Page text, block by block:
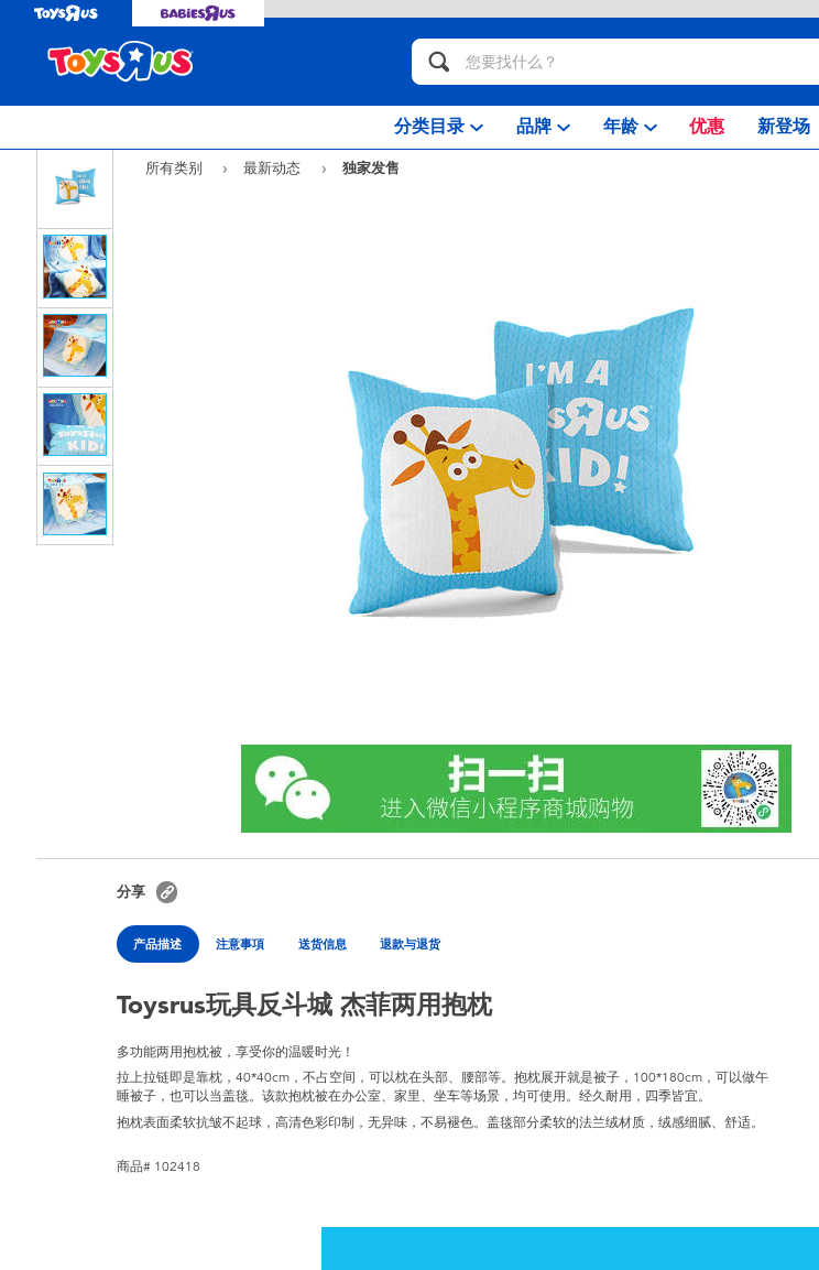
分类目录 品牌 年龄 优惠 新登场
所有类别 最新动态 独家发售
分享
产品描述 注意事項 送货信息 退款与退货
Toysrus玩具反斗城 杰菲两用抱枕
多功能两用抱枕被，享受你的温暖时光！
拉上拉链即是靠枕，40*40cm，不占空间，可以枕在头部、腰部等。抱枕展开就是被子，100*180cm，可以做午
睡被子，也可以当盖毯。该款抱枕被在办公室、家里、坐车等场景，均可使用。经久耐用，四季皆宜。
抱枕表面柔软抗皱不起球，高清色彩印制，无异味，不易褪色。盖毯部分柔软的法兰绒材质，绒感细腻、舒适。
商品# 102418